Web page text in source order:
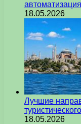
18.05.2026
Лучшие
18.05.2026